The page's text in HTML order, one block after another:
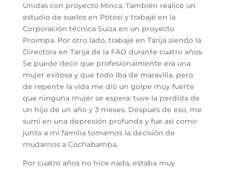
Unidas con proyecto Minca. También realicé un
estudio de suelos en Potosí y trabajé en la
Corporación técnica Suiza en un proyecto
Proimpa. Por otro lado, trabajé en Tarija siendo la
Directora en Tarija de la FAO durante cuatro años.
Se puede decir que profesionalmente era una
mujer exitosa y que todo iba de maravilla, pero
de repente la vida me dió un golpe muy fuerte
que ninguna mujer se espera: tuve la perdida de
un hijo de un año y 3 meses. Después de eso, me
sumí en una depresión profunda y fue así como
junto a mi familia tomamos la decisión de
mudarnos a Cochabamba.
Por cuatro años no hice nada, estaba muy